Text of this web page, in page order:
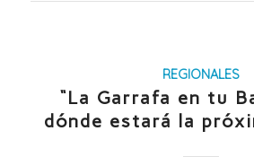
REGIONALES
“La Garrafa en tu
dónde estará la